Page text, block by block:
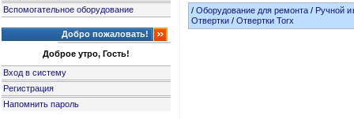
Вспомогательное оборудование
Добро пожаловать!
Доброе утро, Гость!
Вход в систему
Регистрация
Напомнить пароль
/Оборудование для ремонта / Ручной
Отвертки /Отвертки Torx